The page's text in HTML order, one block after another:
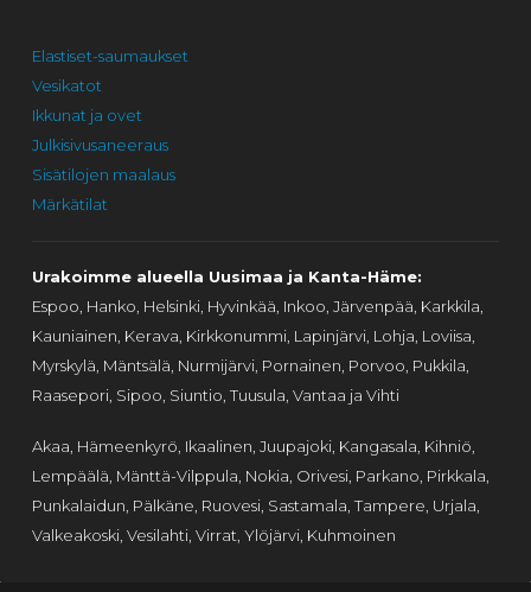
Elastiset-saumaukset
Vesikatot
Ikkunat ja ovet
Julkisivusaneeraus
Sisätilojen maalaus
Märkätilat
Urakoimme alueella Uusimaa ja Kanta-Häme:
Espoo, Hanko, Helsinki, Hyvinkää, Inkoo, Järvenpää, Karkkila,
Kauniainen, Kerava, Kirkkonummi, Lapinjärvi, Lohja, Loviisa,
Myrskylä, Mäntsälä, Nurmijärvi, Pornainen, Porvoo, Pukkila,
Raasepori, Sipoo, Siuntio, Tuusula, Vantaa ja Vihti
Akaa, Hämeenkyrö, Ikaalinen, Juupajoki, Kangasala, Kihniö,
Lempäälä, Mänttä-Vilppula, Nokia, Orivesi, Parkano, Pirkkala,
Punkalaidun, Pälkäne, Ruovesi, Sastamala, Tampere, Urjala,
Valkeakoski, Vesilahti, Virrat, Ylöjärvi, Kuhmoinen